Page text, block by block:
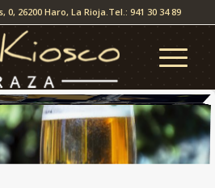
26200 Haro, La Rioja.Tel.: 941 30 34 89